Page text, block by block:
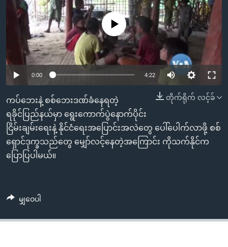
စာမျက်နှာ
ကျော်
ကြည့်
ရှာဖွေ
ရန်
နေရာ
သို့
ကျော်
သုတပဒေသာ အင်္ဂလိပ်စာ
Learning English
ဗွီအိုအေ လူမှုကွန်ယက်များ
ဘာသာစကားများ
No media source currently available
0:00 4:22
တိုက်ရိုက် လင့်ခ်
ကပ်ဘေးနဲ့ စစ်ဘေးဒဏ်ခံနေရတဲ့
ရခိုင်ပြည်နယ်မှာ ရွေးကောက်ပွဲနောက်ပိုင်း
ငြိမ်းချမ်းရေးနဲ့ နိုင်ငံရေးအပြောင်းအလဲတွေ ပေါ်ပေါက်လာဖို့ စစ်
ရှောင်ဒုက္ခသည်တွေ မျှော်လင့်နေတဲ့အကြောင်း ကိုသက်နိုင်က
ပြောပြပါမယ်။
မျှဝေပါ